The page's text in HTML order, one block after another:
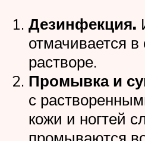
Дезинфекция.
отмачивается
растворе.
Промывка и
с
кожи и ногтей